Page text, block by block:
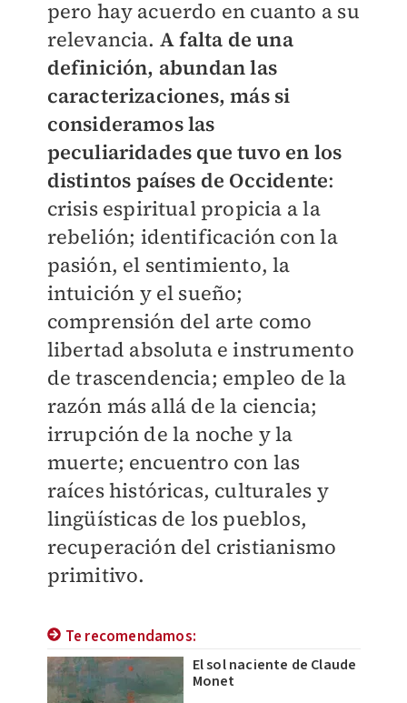
pero hay acuerdo en cuanto a su
relevancia. A falta de una
definición, abundan las
caracterizaciones, más si
consideramos las
peculiaridades que tuvo en los
distintos países de Occidente:
crisis espiritual propicia a la
rebelión; identificación con la
pasión, el sentimiento, la
intuición y el sueño;
comprensión del arte como
libertad absoluta e instrumento
de trascendencia; empleo de la
razón más allá de la ciencia;
irrupción de la noche y la
muerte; encuentro con las
raíces históricas, culturales y
lingüísticas de los pueblos,
recuperación del cristianismo
primitivo.
Te recomendamos:
El sol naciente de Claude
Monet